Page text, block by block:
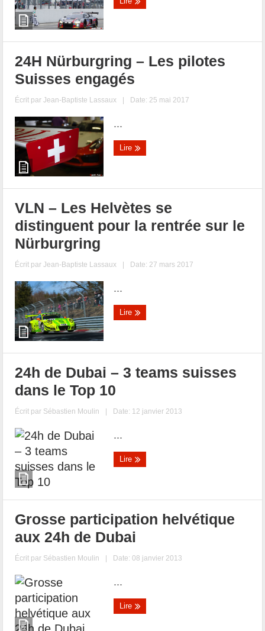
24H Nürburgring – Les pilotes
Suisses engagés
Écrit parJean-Baptiste Lassaux | Date: 25 mai 2017
...
Lire
VLN – Les Helvètes se
distinguent pour la rentrée sur le
Nürburgring
Écrit parJean-Baptiste Lassaux | Date: 27 mars 2017
...
Lire
24h de Dubai – 3 teams suisses
dans le Top 10
Écrit par Sébastien Moulin | Date: 12 janvier 2013
...
Lire
Grosse participation helvétique
aux 24h de Dubai
Écrit par Sébastien Moulin | Date: 08 janvier 2013
...
Lire